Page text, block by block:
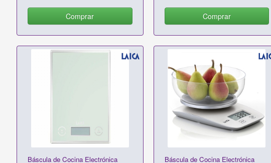
Comprar Comprar
Báscula de Cocina Electrónica
Báscula de Cocina Electrónica